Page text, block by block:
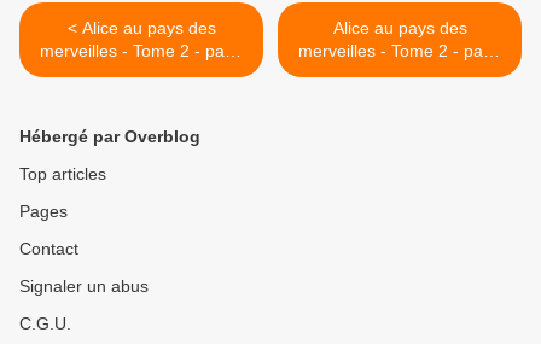
< Alice au pays des
merveilles - Tome 2 - page
10
Alice au pays des
merveilles - Tome 2 - page
12 >
Hébergé par Overblog
Top articles
Pages
Contact
Signaler un abus
C.G.U.